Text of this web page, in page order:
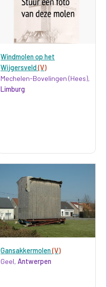
Windmolen op het
Wijgersveld(V)
Mechelen-Bovelingen (Hees),
Limburg
Gansakkermolen(V)
Geel,Antwerpen